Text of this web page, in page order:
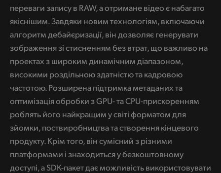
переваги запису в RAW, а отримане відео є набагато
якіснішим. Завдяки новим технологіям, включаючи
алгоритм дебайєризації, він дозволяє генерувати
зображення зі стисненням без втрат, що важливо на
проектах з широким динамічним діапазоном,
високими роздільною здатністю та кадровою
частотою. Розширена підтримка метаданих та
оптимізація обробки з GPU- та CPU-прискоренням
роблять його найкращим у світі форматом для
зйомки, поствиробництва та створення кінцевого
продукту. Крім того, він сумісний з різними
платформами і знаходиться у безкоштовному
доступі, а SDK-пакет дає можливість використовувати